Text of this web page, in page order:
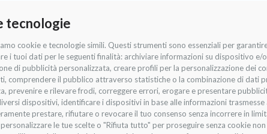
tecnologie
cookie e tecnologie simili. Questi strumenti sono essenziali per
i tuoi dati per le seguenti finalità: archiviare informazioni su dispositivo
di pubblicità personalizzata, creare profili per la personalizzazione dei
comprendere il pubblico attraverso statistiche o la combinazione di
prevenire e rilevare frodi, correggere errori, erogare e presentare
dispositivi, identificare i dispositivi in base alle informazioni
prestare, rifiutare o revocare il tuo consenso senza incorrere in
le tue scelte o "Rifiuta tutto" per proseguire senza cookie